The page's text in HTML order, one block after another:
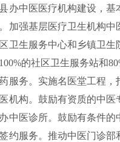
办中医医疗机构建设，基
加强基层医疗卫生机构中
卫生服务中心和乡镇卫生
的社区卫生服务站和
服务。实施名医堂工程，
机构。鼓励有资质的中医
中医诊所。鼓励有条件的
约服务。推动中医门诊部